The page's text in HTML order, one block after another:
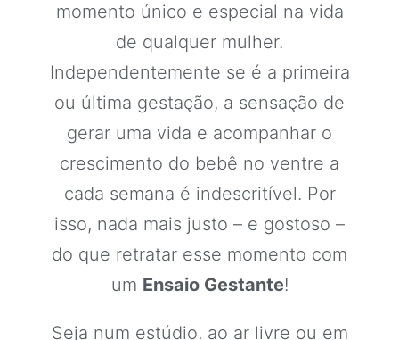
momento único e especial na vida
de qualquer mulher.
Independentemente se é a primeira
ou última gestação, a sensação de
gerar uma vida e acompanhar o
crescimento do bebê no ventre a
cada semana é indescritível. Por
isso, nada mais justo – e gostoso –
do que retratar esse momento com
um Ensaio Gestante!
Seja num estúdio, ao ar livre ou em